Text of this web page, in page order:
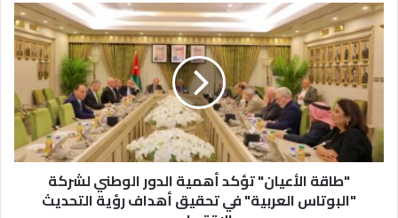
"
ط
ة
ل
أ
ع
"طاقة الأعيان" تؤكد أهمية الدور الوطني لشركة
"البوتاس العربية" في تحقيق أهداف رؤية التحديث